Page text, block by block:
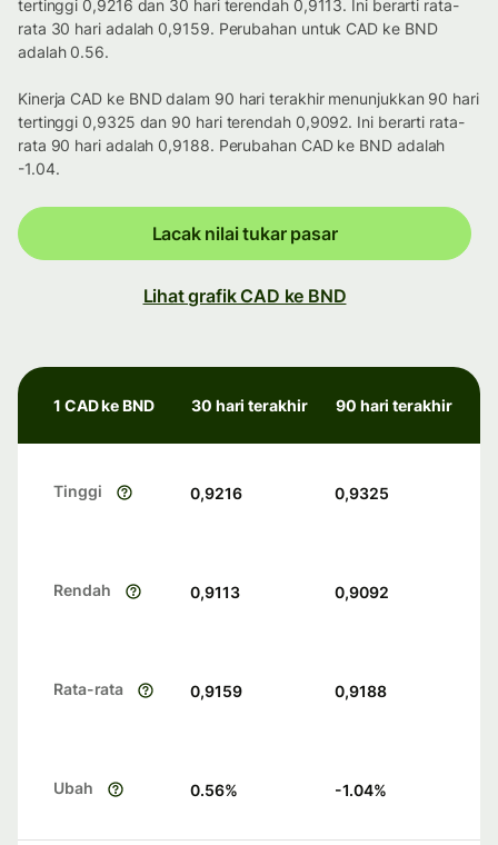
tertinggi 0,9216 dan 30 hari terendah 0,9113. Ini berarti rata-
rata 30 hari adalah 0,9159. Perubahan untuk CAD ke BND
adalah 0.56.
Kinerja CAD ke BND dalam 90 hari terakhir menunjukkan 90 hari
tertinggi 0,9325 dan 90 hari terendah 0,9092. Ini berarti rata-
rata 90 hari adalah 0,9188. Perubahan CAD ke BND adalah
-1.04.
Lacak nilai tukar pasar
Lihat grafik CAD ke BND
1 CAD ke BND 30 hari terakhir 90 hari terakhir
Tinggi 0,9216 0,9325
Rendah 0,9113 0,9092
Rata-rata 0,9159 0,9188
Ubah 0.56% -1.04%